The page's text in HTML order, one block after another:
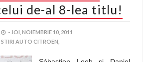
de-al 8-lea titlu!
- JOI, NOIEMBRIE 10, 2011
STIRI AUTO CITROEN,